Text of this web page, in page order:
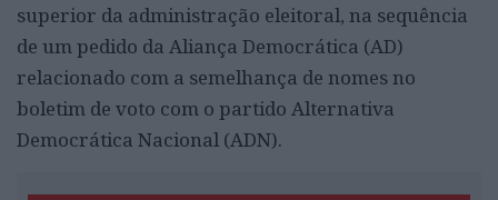
superior da administração eleitoral, na sequência
de um pedido da Aliança Democrática (AD)
relacionado com a semelhança de nomes no
boletim de voto com o partido Alternativa
Democrática Nacional (ADN).